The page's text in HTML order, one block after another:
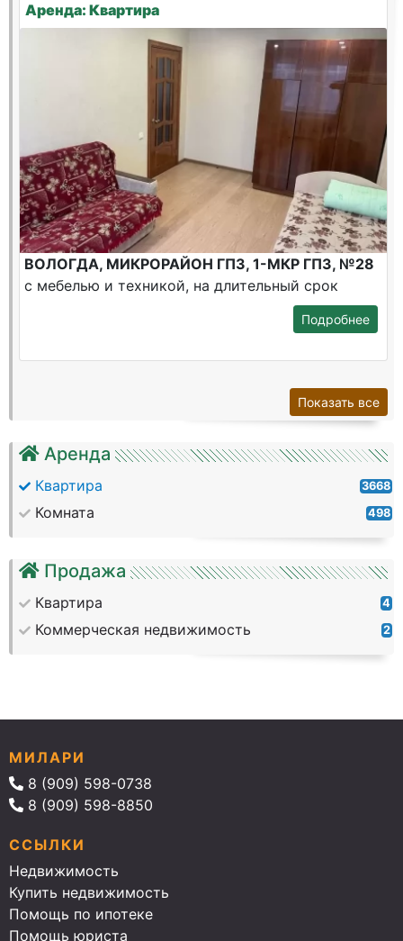
Аренда
Квартира 3668
Комната 498
Продажа
Квартира 4
Коммерческая недвижимость 2
Аренда: Квартира
ВОЛОГДА, МИКРОРАЙОН ГПЗ, 1-МКР ГПЗ, №28
с мебелью и техникой, на длительный срок
Подробнее
Показать все
МИЛАРИ
8 (909) 598-0738
8 (909) 598-8850
ССЫЛКИ
Недвижимость
Купить недвижимость
Помощь по ипотеке
Помощь юриста